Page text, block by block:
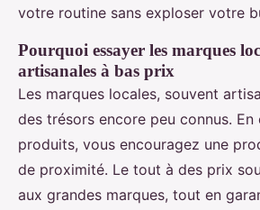
votre routine sans exploser votre
Pourquoi essayer les marques
artisanales à bas prix
Les marques locales, souvent
des trésors encore peu connus. En
produits, vous encouragez une
de proximité. Le tout à des prix
aux grandes marques, tout en